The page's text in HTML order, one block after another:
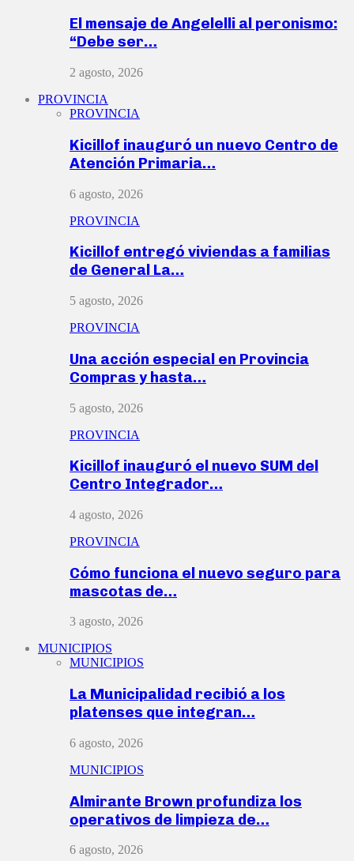
El mensaje de Angelelli al peronismo:
“Debe ser…
2 agosto, 2026
PROVINCIA
PROVINCIA
Kicillof inauguró un nuevo Centro de
Atención Primaria…
6 agosto, 2026
PROVINCIA
Kicillof entregó viviendas a familias
de General La…
5 agosto, 2026
PROVINCIA
Una acción especial en Provincia
Compras y hasta…
5 agosto, 2026
PROVINCIA
Kicillof inauguró el nuevo SUM del
Centro Integrador…
4 agosto, 2026
PROVINCIA
Cómo funciona el nuevo seguro para
mascotas de…
3 agosto, 2026
MUNICIPIOS
MUNICIPIOS
La Municipalidad recibió a los
platenses que integran…
6 agosto, 2026
MUNICIPIOS
Almirante Brown profundiza los
operativos de limpieza de…
6 agosto, 2026